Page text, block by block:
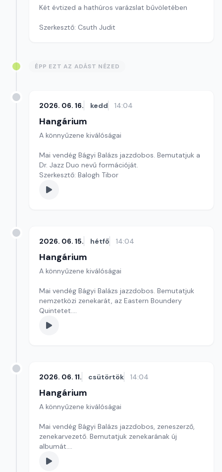
Két évtized a hathúros varázslat bűvöletében
Szerkesztő: Csuth Judit
ÉPP EZT AZ ADÁST NÉZED
2026. 06. 16. kedd 14:04
Hangárium
A könnyűzene kiválóságai
Mai vendég Bágyi Balázs jazzdobos. Bemutatjuk a
Dr. Jazz Duo nevű formációját.
Szerkesztő: Balogh Tibor
2026. 06. 15. hétfő 14:04
Hangárium
A könnyűzene kiválóságai
Mai vendég Bágyi Balázs jazzdobos. Bemutatjuk
nemzetközi zenekarát, az Eastern Boundery
Quintetet.
Szerkesztő: Balogh Tibor
2026. 06. 11. csütörtök 14:04
Hangárium
A könnyűzene kiválóságai
Mai vendég Bágyi Balázs jazzdobos, zeneszerző,
zenekarvezető. Bemutatjuk zenekarának új
albumát.
Szerkesztő: Balogh Tibor